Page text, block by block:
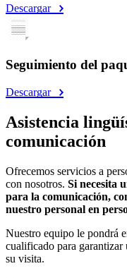
Descargar
Seguimiento del
Descargar
Asistencia
comunicación
Ofrecemos servicios a
con nosotros. Si necesita
para la comunicación,
nuestro personal en
Nuestro equipo le pondrá
cualificado para
su visita.